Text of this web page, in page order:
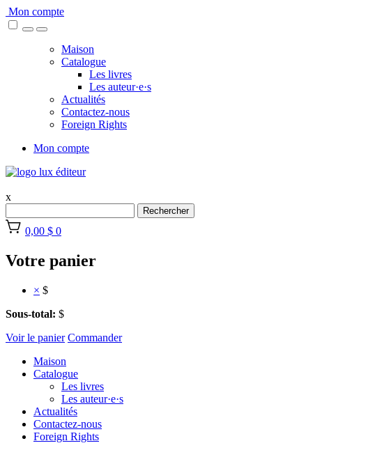
Skip
to
Mon compte
Maison
Catalogue
Les livres
Les auteur·e·s
Actualités
Contactez-nous
Foreign Rights
Mon compte
x
Rechercher
0,00 $ 0
Votre panier
× $
Sous-total: $
Voir le panier Commander
Maison
Catalogue
Les livres
Les auteur·e·s
Actualités
Contactez-nous
Foreign Rights